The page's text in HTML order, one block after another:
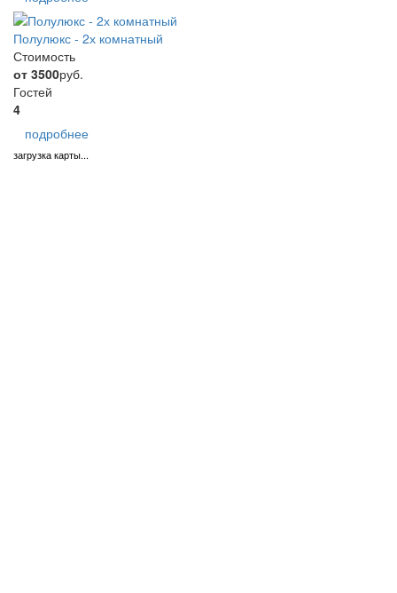
Полулюкс - 2х комнатный
Стоимость
от 3500руб.
Гостей
4
подробнее
загрузка карты...